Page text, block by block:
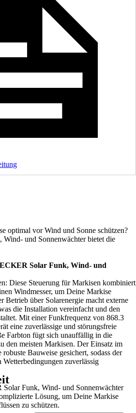
optimal vor Wind und Sonne schützen?
und Sonnenwächter bietet die
Solar Funk, Wind- und
Diese Steuerung für Markisen kombiniert
Windmesser, um Deine Markise
Betrieb über Solarenergie macht externe
die Installation vereinfacht und den
Mit einer Funkfrequenz von 868.3
eine zuverlässige und störungsfreie
Farbton fügt sich unauffällig in die
den meisten Markisen. Der Einsatz im
robuste Bauweise gesichert, sodass der
zuverlässig
Funk, Wind- und Sonnenwächter
Lösung, um Deine Markise
zu schützen.